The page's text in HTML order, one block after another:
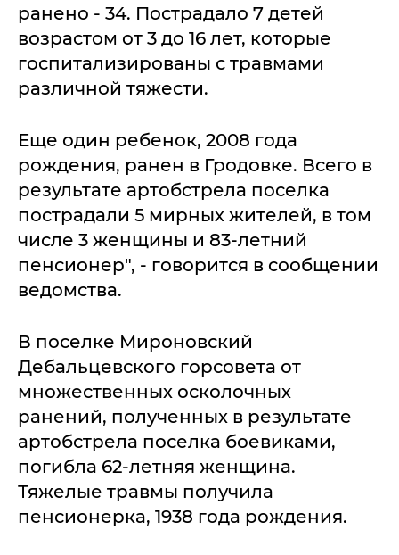
ранено - 34. Пострадало 7 детей
возрастом от 3 до 16 лет, которые
госпитализированы с травмами
различной тяжести.
Еще один ребенок, 2008 года
рождения, ранен в Гродовке. Всего в
результате артобстрела поселка
пострадали 5 мирных жителей, в том
числе 3 женщины и 83-летний
пенсионер", - говорится в сообщении
ведомства.
В поселке Мироновский
Дебальцевского горсовета от
множественных осколочных
ранений, полученных в результате
артобстрела поселка боевиками,
погибла 62-летняя женщина.
Тяжелые травмы получила
пенсионерка, 1938 года рождения.